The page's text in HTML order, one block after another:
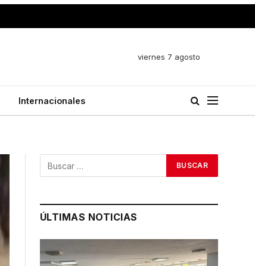
viernes 7 agosto
Internacionales
ÚLTIMAS NOTICIAS